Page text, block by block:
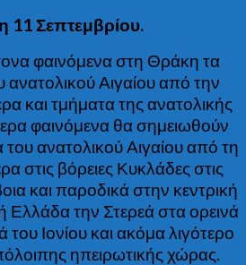
11 Σεπτεμβρίου.
φαινόμενα στη Θράκη τα
ανατολικού Αιγαίου από την
και τμήματα της ανατολικής
φαινόμενα θα σημειωθούν
ανατολικού Αιγαίου από τη
στις βόρειες Κυκλάδες στις
και παροδικά στην κεντρική
Ελλάδα την Στερεά στα ορεινά
Ιονίου και ακόμα λιγότερο
ηπειρωτικής χώρας.